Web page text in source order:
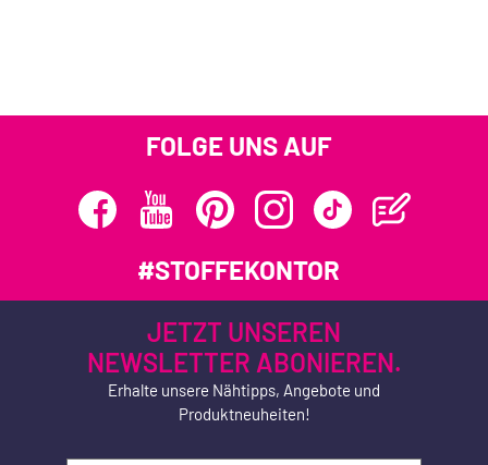
FOLGE UNS AUF
#STOFFEKONTOR
JETZT UNSEREN
NEWSLETTER ABONIEREN.
Erhalte unsere Nähtipps, Angebote und
Produktneuheiten!